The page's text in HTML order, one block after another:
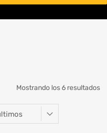
Mostrando los 6 resultados